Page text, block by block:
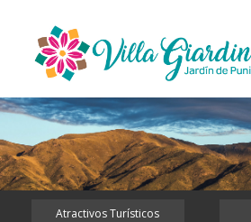
Atractivos Turísticos